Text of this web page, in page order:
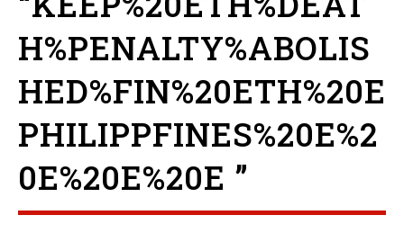
H%PENALTY%ABOLIS
HED%FIN%20ETH%20E
PHILIPPFINES%20E%2
0E%20E%20E ”